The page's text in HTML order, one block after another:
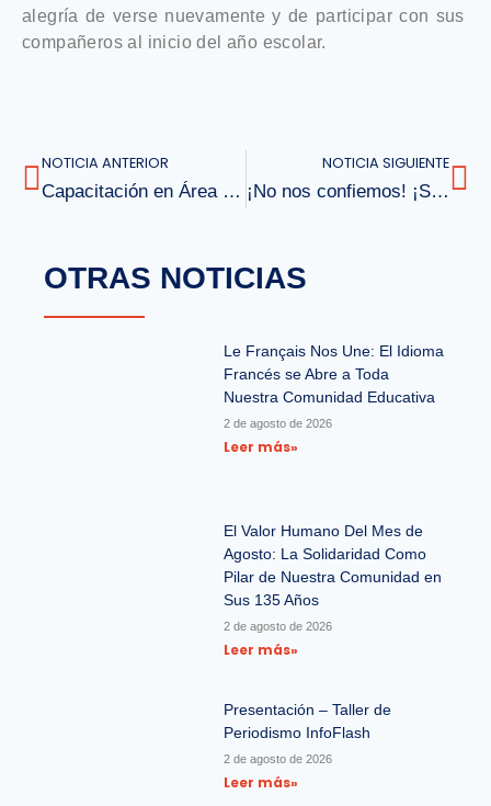
alegría de verse nuevamente y de participar con sus
compañeros al inicio del año escolar.
NOTICIA ANTERIOR
Capacitación en Área de Prebásica
NOTICIA SIGUIENTE
¡No nos confiemos! ¡Sigamos cuidándonos!
OTRAS NOTICIAS
Le Français Nos Une: El Idioma
Francés se Abre a Toda
Nuestra Comunidad Educativa
2 de agosto de 2026
Leer más»
El Valor Humano Del Mes de
Agosto: La Solidaridad Como
Pilar de Nuestra Comunidad en
Sus 135 Años
2 de agosto de 2026
Leer más»
Presentación – Taller de
Periodismo InfoFlash
2 de agosto de 2026
Leer más»